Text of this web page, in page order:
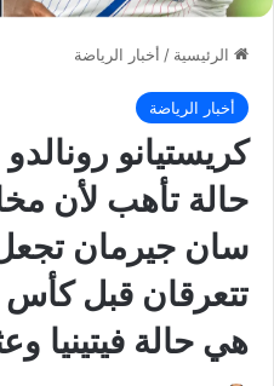
الرئيسية / أخبار الرياضة
أخبار الرياضة
كريستيانو
حالة تأهب لأن
سان جيرمان تجعل
هي حالة فيتينيا